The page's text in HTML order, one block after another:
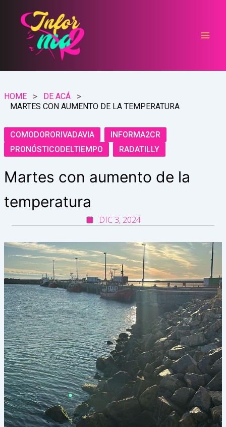
contenido
HOME
DE ACÁ
MARTES CON AUMENTO DE LA TEMPERATURA
COMODORORIVADAVIA
INFORMA2CR
PRONÓSTICODELTIEMPO
RADATILLY
Martes con aumento de la
temperatura
DIC 3, 2024